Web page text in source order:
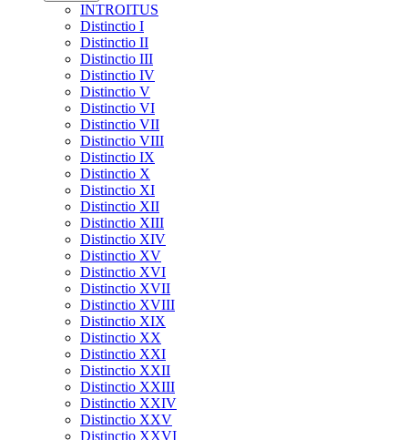
INTROITUS
Distinctio I
Distinctio II
Distinctio III
Distinctio IV
Distinctio V
Distinctio VI
Distinctio VII
Distinctio VIII
Distinctio IX
Distinctio X
Distinctio XI
Distinctio XII
Distinctio XIII
Distinctio XIV
Distinctio XV
Distinctio XVI
Distinctio XVII
Distinctio XVIII
Distinctio XIX
Distinctio XX
Distinctio XXI
Distinctio XXII
Distinctio XXIII
Distinctio XXIV
Distinctio XXV
Distinctio XXVI